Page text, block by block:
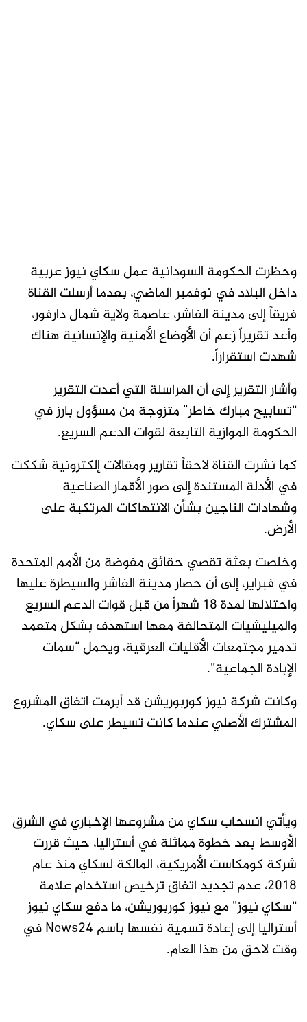
وحظرت الحكومة السودانية عمل سكاي نيوز عربية
داخل البلاد في نوفمبر الماضي، بعدما أرسلت القناة
فريقاً إلى مدينة الفاشر، عاصمة ولاية شمال دارفور،
وأعد تقريراً زعم أن الأوضاع الأمنية والإنسانية هناك
شهدت استقراراً.
وأشار التقرير إلى أن المراسلة التي أعدت التقرير
“تسابيح مبارك خاطر” متزوجة من مسؤول بارز في
الحكومة الموازية التابعة لقوات الدعم السريع.
كما نشرت القناة لاحقاً تقارير ومقالات إلكترونية شككت
في الأدلة المستندة إلى صور الأقمار الصناعية
وشهادات الناجين بشأن الانتهاكات المرتكبة على
الأرض.
وخلصت بعثة تقصي حقائق مفوضة من الأمم المتحدة
في فبراير، إلى أن حصار مدينة الفاشر والسيطرة عليها
واحتلالها لمدة 18 شهراً من قبل قوات الدعم السريع
والميليشيات المتحالفة معها استهدف بشكل متعمد
تدمير مجتمعات الأقليات العرقية، ويحمل “سمات
الإبادة الجماعية”.
وكانت شركة نيوز كوربوريشن قد أبرمت اتفاق المشروع
المشترك الأصلي عندما كانت تسيطر على سكاي.
ويأتي انسحاب سكاي من مشروعها الإخباري في الشرق
الأوسط بعد خطوة مماثلة في أستراليا، حيث قررت
شركة كومكاست الأمريكية، المالكة لسكاي منذ عام
2018، عدم تجديد اتفاق ترخيص استخدام علامة
“سكاي نيوز” مع نيوز كوربوريشن، ما دفع سكاي نيوز
أستراليا إلى إعادة تسمية نفسها باسم News24 في
وقت لاحق من هذا العام.